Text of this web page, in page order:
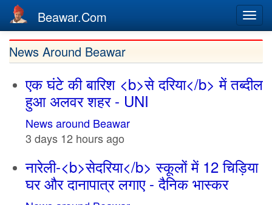
Skip
content
Beawar.Com
News Around Beawar
एक घंटे की बारिश <b>से दरिया</b> में तब्दील
हुआ अलवर शहर - UNI
News around Beawar
3 days 12 hours ago
नारेली-<b>सेदरिया</b> स्कूलों में 12 चिड़िया
घर और दानापात्र लगाए - दैनिक भास्कर